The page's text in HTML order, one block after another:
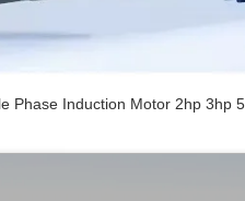
Phase Induction Motor 2hp 3hp